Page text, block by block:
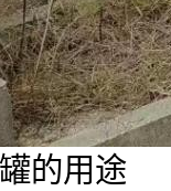
的用途